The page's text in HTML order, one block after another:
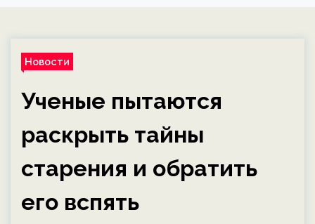
Новости
Ученые пытаются
раскрыть тайны
старения и обратить
его вспять